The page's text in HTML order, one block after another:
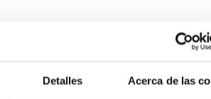
Detalles Acerca de las